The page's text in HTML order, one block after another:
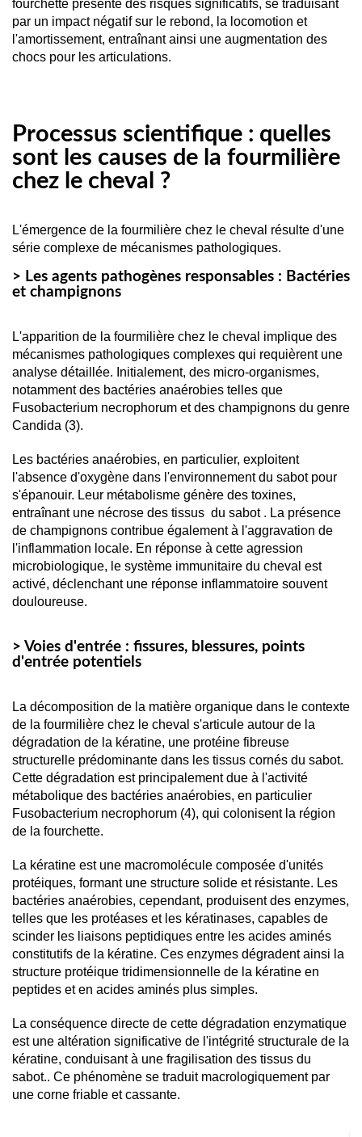
fourchette présente des risques significatifs, se traduisant
par un impact négatif sur le rebond, la locomotion et
l'amortissement, entraînant ainsi une augmentation des
chocs pour les articulations.
Processus scientifique : quelles
sont les causes de la fourmilière
chez le cheval ?
L'émergence de la fourmilière chez le cheval résulte d'une
série complexe de mécanismes pathologiques.
> Les agents pathogènes responsables : Bactéries
et champignons
L'apparition de la fourmilière chez le cheval implique des
mécanismes pathologiques complexes qui requièrent une
analyse détaillée. Initialement, des micro-organismes,
notamment des bactéries anaérobies telles que
Fusobacterium necrophorum et des champignons du genre
Candida (3).
Les bactéries anaérobies, en particulier, exploitent
l'absence d'oxygène dans l'environnement du sabot pour
s'épanouir. Leur métabolisme génère des toxines,
entraînant une nécrose des tissus  du sabot . La présence
de champignons contribue également à l'aggravation de
l'inflammation locale. En réponse à cette agression
microbiologique, le système immunitaire du cheval est
activé, déclenchant une réponse inflammatoire souvent
douloureuse.
> Voies d'entrée : fissures, blessures, points
d'entrée potentiels
La décomposition de la matière organique dans le contexte
de la fourmilière chez le cheval s'articule autour de la
dégradation de la kératine, une protéine fibreuse
structurelle prédominante dans les tissus cornés du sabot.
Cette dégradation est principalement due à l'activité
métabolique des bactéries anaérobies, en particulier
Fusobacterium necrophorum (4), qui colonisent la région
de la fourchette.
La kératine est une macromolécule composée d'unités
protéiques, formant une structure solide et résistante. Les
bactéries anaérobies, cependant, produisent des enzymes,
telles que les protéases et les kératinases, capables de
scinder les liaisons peptidiques entre les acides aminés
constitutifs de la kératine. Ces enzymes dégradent ainsi la
structure protéique tridimensionnelle de la kératine en
peptides et en acides aminés plus simples.
La conséquence directe de cette dégradation enzymatique
est une altération significative de l'intégrité structurale de la
kératine, conduisant à une fragilisation des tissus du
sabot.. Ce phénomène se traduit macrologiquement par
une corne friable et cassante.